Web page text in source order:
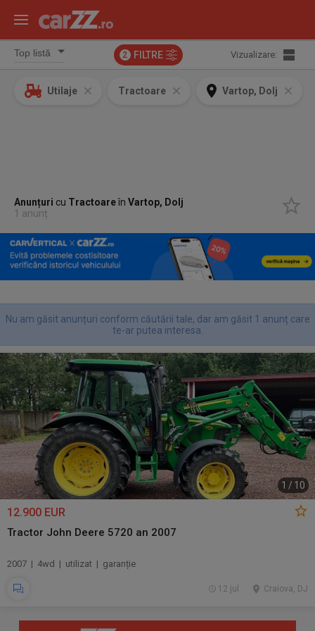
2 FILTRE Vizualizare:
Utilaje Tractoare Vartop, Dolj
Anunțuri cu TractoareînVartop, Dolj
1 anunț
Nu am găsit anunțuri conform căutării tale, dar am găsit 1 anunț care
te-ar putea interesa.
1 / 10
12.900 EUR
Tractor John Deere 5720 an 2007
2007 | 4wd | utilizat | garanție
Craiova, DJ
12 jul.